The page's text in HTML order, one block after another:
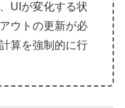
UIが変化する状
ウトの更新が必
算を強制的に行